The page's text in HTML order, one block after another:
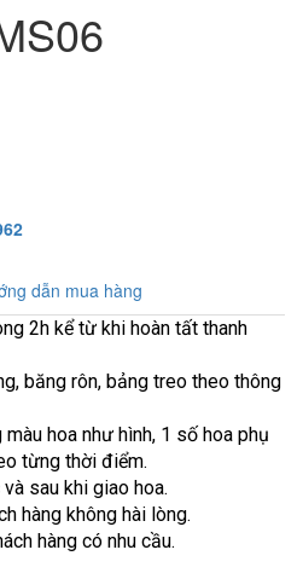
dẫn mua hàng
2h kể từ khi hoàn tất thanh
băng rôn, bảng treo theo thông
hoa như hình, 1 số hoa phụ
từng thời điểm.
sau khi giao hoa.
hàng không hài lòng.
hàng có nhu cầu.